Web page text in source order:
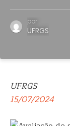
por
UFRGS
UFRGS
15/07/2024